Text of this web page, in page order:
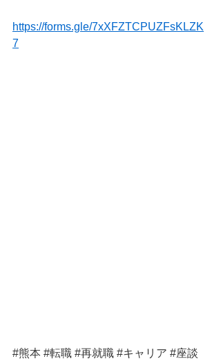
https://forms.gle/7xXFZTCPUZFsKLZK
7
#熊本 #転職 #再就職 #キャリア #座談